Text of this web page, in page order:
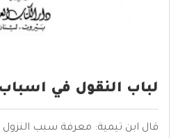
لباب النقول في اسباب
قال ابن تيمية: معرفة سبب النزول